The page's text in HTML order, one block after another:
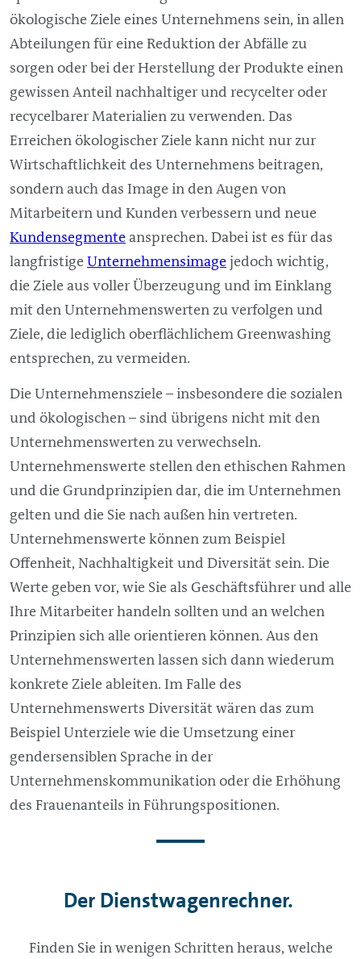
ökologische Ziele eines Unternehmens sein, in allen
Abteilungen für eine Reduktion der Abfälle zu
sorgen oder bei der Herstellung der Produkte einen
gewissen Anteil nachhaltiger und recycelter oder
recycelbarer Materialien zu verwenden. Das
Erreichen ökologischer Ziele kann nicht nur zur
Wirtschaftlichkeit des Unternehmens beitragen,
sondern auch das Image in den Augen von
Mitarbeitern und Kunden verbessern und neue
Kundensegmenteansprechen. Dabei ist es für das
langfristige Unternehmensimagejedoch wichtig,
die Ziele aus voller Überzeugung und im Einklang
mit den Unternehmenswerten zu verfolgen und
Ziele, die lediglich oberflächlichem Greenwashing
entsprechen, zu vermeiden.
Die Unternehmensziele – insbesondere die sozialen
und ökologischen – sind übrigens nicht mit den
Unternehmenswerten zu verwechseln.
Unternehmenswerte stellen den ethischen Rahmen
und die Grundprinzipien dar, die im Unternehmen
gelten und die Sie nach außen hin vertreten.
Unternehmenswerte können zum Beispiel
Offenheit, Nachhaltigkeit und Diversität sein. Die
Werte geben vor, wie Sie als Geschäftsführer und alle
Ihre Mitarbeiter handeln sollten und an welchen
Prinzipien sich alle orientieren können. Aus den
Unternehmenswerten lassen sich dann wiederum
konkrete Ziele ableiten. Im Falle des
Unternehmenswerts Diversität wären das zum
Beispiel Unterziele wie die Umsetzung einer
gendersensiblen Sprache in der
Unternehmenskommunikation oder die Erhöhung
des Frauenanteils in Führungspositionen.
Der Dienstwagenrechner.
Finden Sie in wenigen Schritten heraus, welche